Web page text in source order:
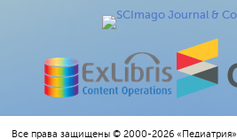
Все права защищены © 2000-2026 «Педиатрия»